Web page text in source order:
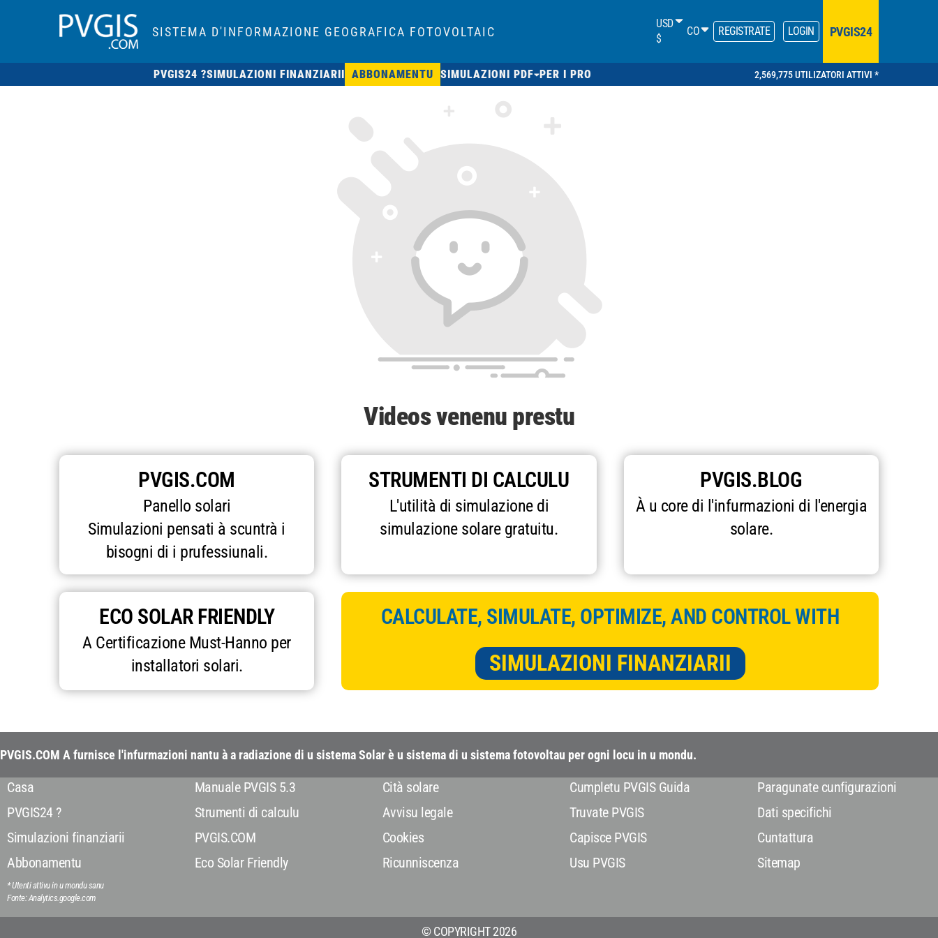
SISTEMA D'INFORMAZIONE GEOGRAFICA FOTOVOLTAIC
USD
$
CO REGISTRATE LOGIN PVGIS24
PVGIS24 ?SIMULAZIONI FINANZIARII ABBONAMENTU SIMULAZIONI PDF PER I PRO 2,569,775 UTILIZATORI ATTIVI *
Videos venenu prestu
PVGIS.COM
Panello solari
Simulazioni pensati à scuntrà i
bisogni di i prufessiunali.
STRUMENTI DI CALCULU
L'utilità di simulazione di
simulazione solare gratuitu.
PVGIS.BLOG
À u core di l'infurmazioni di l'energia
solare.
ECO SOLAR FRIENDLY
A Certificazione Must-Hanno per
installatori solari.
CALCULATE, SIMULATE, OPTIMIZE, AND CONTROL WITH
SIMULAZIONI FINANZIARII
PVGIS.COM A furnisce l'infurmazioni nantu à a radiazione di u sistema Solar è u sistema di u sistema fotovoltau per ogni locu in u mondu.
Casa
PVGIS24 ?
Simulazioni finanziarii
Abbonamentu
Manuale PVGIS 5.3
Strumenti di calculu
PVGIS.COM
Eco Solar Friendly
Cità ​​solare
Avvisu legale
Cookies
Ricunniscenza
Cumpletu PVGIS Guida
Truvate PVGIS
Capisce PVGIS
Usu PVGIS
Paragunate cunfigurazioni
Dati specifichi
Cuntattura
Sitemap
* Utenti attivu in u mondu sanu
Fonte: Analytics.google.com
© COPYRIGHT 2026